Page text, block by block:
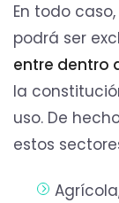
En todo
podrá ser
entre dentro
la
uso. De
estos